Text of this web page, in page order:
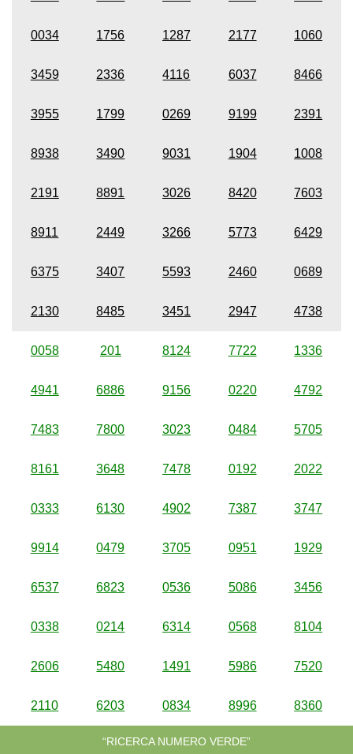
0034 1756 1287 2177 1060
3459 2336 4116 6037 8466
3955 1799 0269 9199 2391
8938 3490 9031 1904 1008
2191 8891 3026 8420 7603
8911 2449 3266 5773 6429
6375 3407 5593 2460 0689
2130 8485 3451 2947 4738
0058 201 8124 7722 1336
4941 6886 9156 0220 4792
7483 7800 3023 0484 5705
8161 3648 7478 0192 2022
0333 6130 4902 7387 3747
9914 0479 3705 0951 1929
6537 6823 0536 5086 3456
0338 0214 6314 0568 8104
2606 5480 1491 5986 7520
2110 6203 0834 8996 8360
“RICERCA NUMERO VERDE”